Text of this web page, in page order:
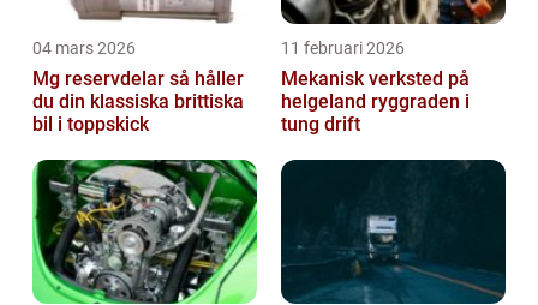
04 mars 2026
Mg reservdelar så håller
du din klassiska brittiska
bil i toppskick
11 februari 2026
Mekanisk verksted på
helgeland ryggraden i
tung drift